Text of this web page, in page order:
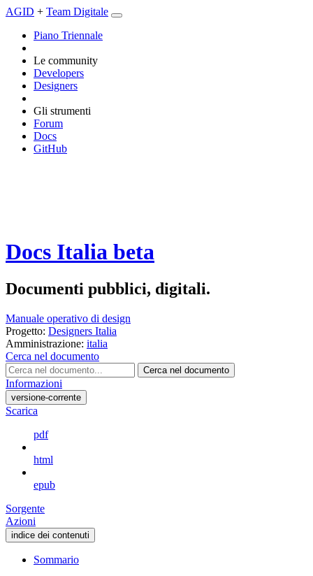
AGID + Team Digitale
Piano Triennale
Le community
Developers
Designers
Gli strumenti
Forum
Docs
GitHub
Docs Italia beta
Documenti pubblici, digitali.
Manuale operativo di design
Progetto: Designers Italia
Amministrazione: italia
Cerca nel documento
Cerca nel documento
Informazioni
versione-corrente
Scarica
pdf
html
epub
Sorgente
Azioni
indice dei contenuti
Sommario